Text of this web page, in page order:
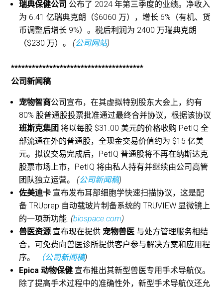
瑞典保健公司 公布了 2024 年第三季度的业绩。净收入
为 6.41 亿瑞典克朗（$6060 万），增长 6%（有机、货
币调整后增长 9%）。税后利润为 2400 万瑞典克朗
（$230 万）。 (公司网站)
**************************************
公司新闻稿
宠物智商公司宣布，在其虚拟特别股东大会上，约有
80% 股普通股投票批准通过最终合并协议，根据该协议
班斯克集团将以每股 $31.00 美元的价格收购 PetIQ 全
部流通在外的普通股，全现金交易价值约为 $15 亿美
元。拟议交易完成后，PetIQ 普通股将不再在纳斯达克
股票市场上市，PetIQ 将由私人持有并继续由公司高管
团队独立运营。 (公司新闻稿)
佐美迪卡 宣布发布耳部细胞学快速扫描协议，这是配
备 TRUprep 自动载玻片制备系统的 TRUVIEW 显微镜上
的一项新功能. (biospace.com)
兽医资源 宣布现在提供宠物兽医 与处方管理服务相结
合，可免费向兽医诊所提供客户参与解决方案和应用程
序。
（公司新闻稿)
Epica 动物保健 宣布推出其新型兽医专用手术导航仪。
除了提高手术过程中的准确性外，新型手术导航仪还允